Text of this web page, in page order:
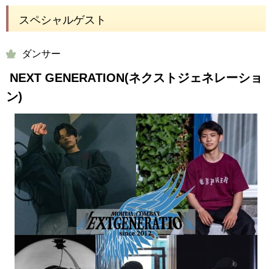
スペシャルゲスト
ダンサー
NEXT GENERATION(ネクストジェネレーショ
ン)